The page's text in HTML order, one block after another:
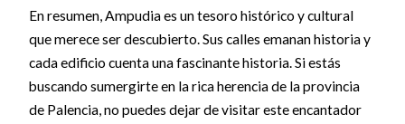
En resumen, Ampudia es un tesoro histórico y cultural
que merece ser descubierto. Sus calles emanan historia y
cada edificio cuenta una fascinante historia. Si estás
buscando sumergirte en la rica herencia de la provincia
de Palencia, no puedes dejar de visitar este encantador